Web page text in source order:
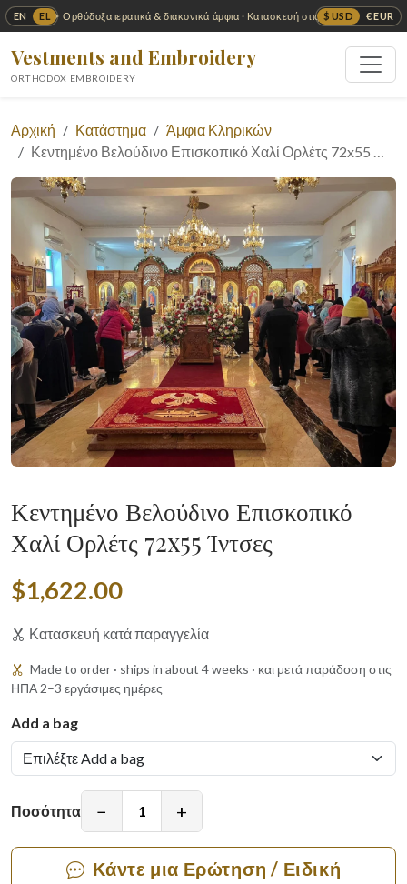
EN EL $ USD € EUR
✦ Ορθόδοξα ιερατικά & διακονικά άμφια · Κατασκευή στις ΗΠΑ ✦
Vestments and Embroidery
ORTHODOX EMBROIDERY
Αρχική Κατάστημα
Άμφια Κληρικών
Κεντημένο Βελούδινο Επισκοπικό Χαλί Ορλέτς 72x55 …
Κεντημένο Βελούδινο Επισκοπικό
Χαλί Ορλέτς 72x55 Ίντσες
$1,622.00
Κατασκευή κατά παραγγελία
Made to order · ships in about 4 weeks · και μετά παράδοση στις
ΗΠΑ 2–3 εργάσιμες ημέρες
Add a bag
Ποσότητα − +
Κάντε μια Ερώτηση / Ειδική